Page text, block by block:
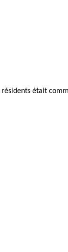
résidents était